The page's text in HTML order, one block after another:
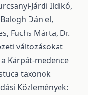
Járdi Ildikó,
Dániel,
Fuchs Márta, Dr.
változásokat
Kárpát-medence
taxonok
Közlemények: